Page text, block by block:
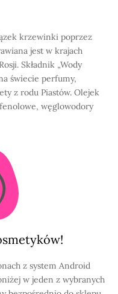
krzewinki poprzez
jest w krajach
Składnik „Wody
świecie perfumy,
z rodu Piastów. Olejek
węglowodory
z system Android
w jeden z wybranych